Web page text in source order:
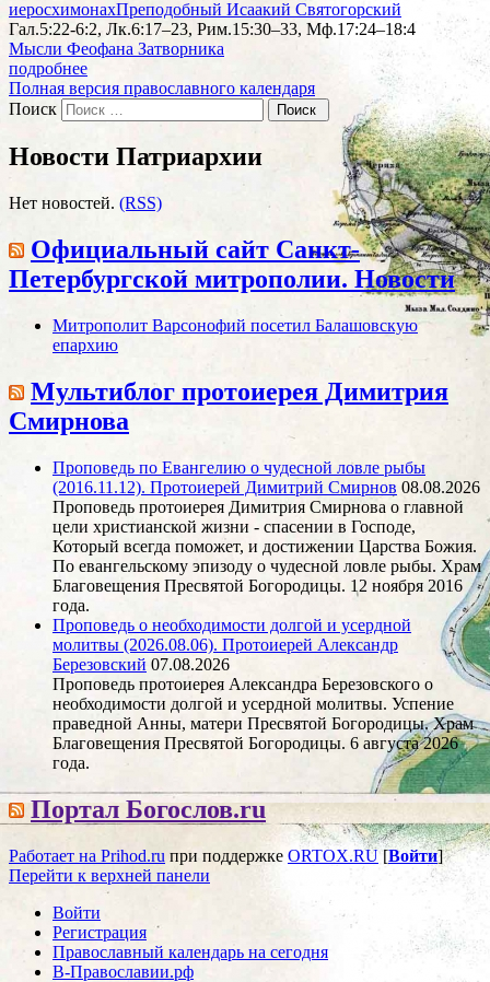
иеросхимонахПреподобный Исаакий Святогорский
Гал.5:22-6:2, Лк.6:17–23, Рим.15:30–33, Мф.17:24–18:4
Мысли Феофана Затворника
подробнее
Полная версия православного календаря
Поиск
Новости Патриархии
Нет новостей. (RSS)
Официальный сайт Санкт-
Петербургской митрополии. Новости
Митрополит Варсонофий посетил Балашовскую
епархию
Мультиблог протоиерея Димитрия
Смирнова
Проповедь по Евангелию о чудесной ловле рыбы
(2016.11.12). Протоиерей Димитрий Смирнов 08.08.2026
Проповедь протоиерея Димитрия Смирнова о главной
цели христианской жизни - спасении в Господе,
Который всегда поможет, и достижении Царства Божия.
По евангельскому эпизоду о чудесной ловле рыбы. Храм
Благовещения Пресвятой Богородицы. 12 ноября 2016
года.
Проповедь о необходимости долгой и усердной
молитвы (2026.08.06). Протоиерей Александр
Березовский 07.08.2026
Проповедь протоиерея Александра Березовского о
необходимости долгой и усердной молитвы. Успение
праведной Анны, матери Пресвятой Богородицы. Храм
Благовещения Пресвятой Богородицы. 6 августа 2026
года.
Портал Богослов.ru
Работает на Prihod.ru при поддержке ORTOX.RU[Войти]
Перейти к верхней панели
Войти
Регистрация
Православный календарь на сегодня
В-Православии.рф